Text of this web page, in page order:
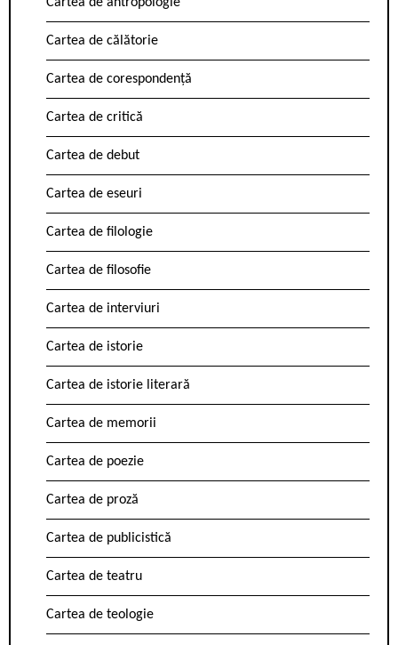
Cartea de antropologie
Cartea de călătorie
Cartea de corespondență
Cartea de critică
Cartea de debut
Cartea de eseuri
Cartea de filologie
Cartea de filosofie
Cartea de interviuri
Cartea de istorie
Cartea de istorie literară
Cartea de memorii
Cartea de poezie
Cartea de proză
Cartea de publicistică
Cartea de teatru
Cartea de teologie